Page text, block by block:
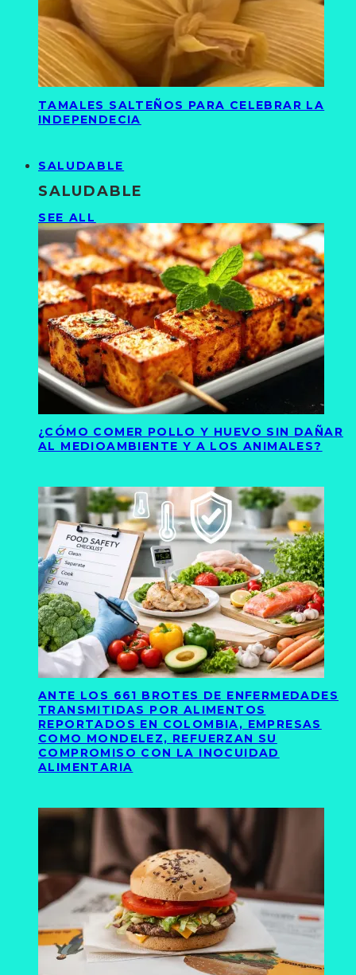
TAMALES SALTEÑOS PARA CELEBRAR LA
INDEPENDECIA
SALUDABLE
SALUDABLE
SEE ALL
¿CÓMO COMER POLLO Y HUEVO SIN DAÑAR
AL MEDIOAMBIENTE Y A LOS ANIMALES?
ANTE LOS 661 BROTES DE ENFERMEDADES
TRANSMITIDAS POR ALIMENTOS
REPORTADOS EN COLOMBIA, EMPRESAS
COMO MONDELEZ, REFUERZAN SU
COMPROMISO CON LA INOCUIDAD
ALIMENTARIA